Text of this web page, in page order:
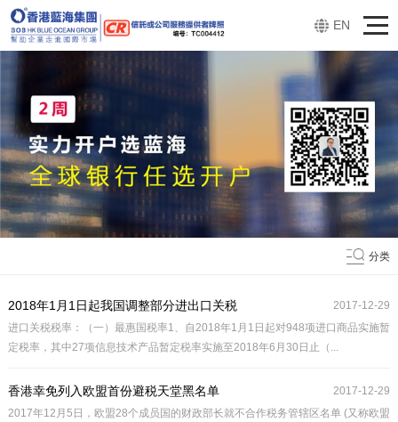
EN
分类
2017-12-29
2018年1月1日起我国调整部分进出口关税
进口关税税率：（一）最惠国税率1、自2018年1月1日起对948项进口商品实施暂
定税率，其中27项信息技术产品暂定税率实施至2018年6月30日止（...
2017-12-29
香港幸免列入欧盟首份避税天堂黑名单
2017年12月5日，欧盟28个成员国的财政部长就不合作税务管辖区名单 (又称欧盟